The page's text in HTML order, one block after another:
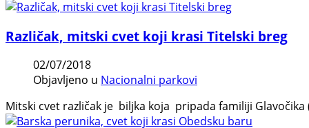
Različak, mitski cvet koji krasi Titelski breg
02/07/2018
Objavljeno u Nacionalni parkovi
Mitski cvet različak je biljka koja pripada familiji